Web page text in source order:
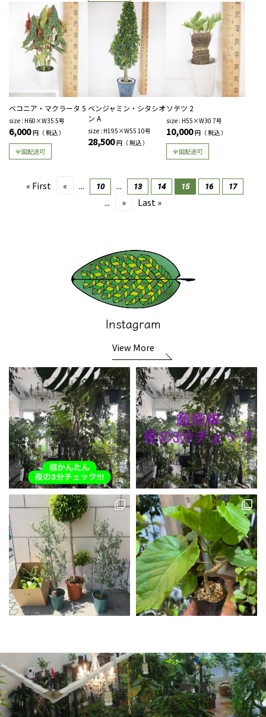
ベコニア・マクラータ 5
size : H60×W35 5号
6,000 円（ 税込 ）
全国配送可
ベンジャミン・シタシオ
ン A
size : H195×W55 10号
28,500 円（ 税込 ）
ソテツ 2
size : H55×W30 7号
10,000 円（ 税込 ）
全国配送可
« First « ... 10 ... 13 14 15 16 17
... » Last »
Instagram
View More